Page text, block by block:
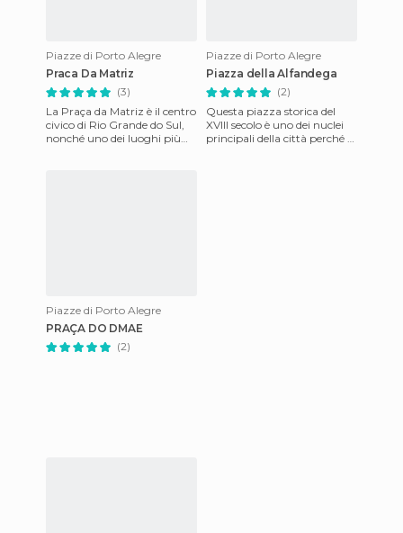
Piazze di Porto Alegre
Praca Da Matriz
(3)
La Praça da Matriz è il centro
civico di Rio Grande do Sul,
nonché uno dei luoghi più
Piazze di Porto Alegre
Piazza della Alfandega
(2)
Questa piazza storica del
XVIII secolo è uno dei nuclei
principali della città perché si
Piazze di Porto Alegre
PRAÇA DO DMAE
(2)